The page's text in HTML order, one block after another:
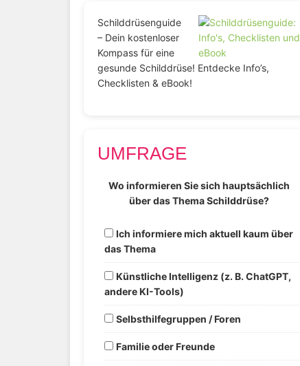
Schilddrüsenguide
– Dein kostenloser
Kompass für eine
gesunde Schilddrüse! Entdecke Info’s,
Checklisten & eBook!
UMFRAGE
Wo informieren Sie sich hauptsächlich
über das Thema Schilddrüse?
Ich informiere mich aktuell kaum über
das Thema
Künstliche Intelligenz (z. B. ChatGPT,
andere KI-Tools)
Selbsthilfegruppen / Foren
Familie oder Freunde